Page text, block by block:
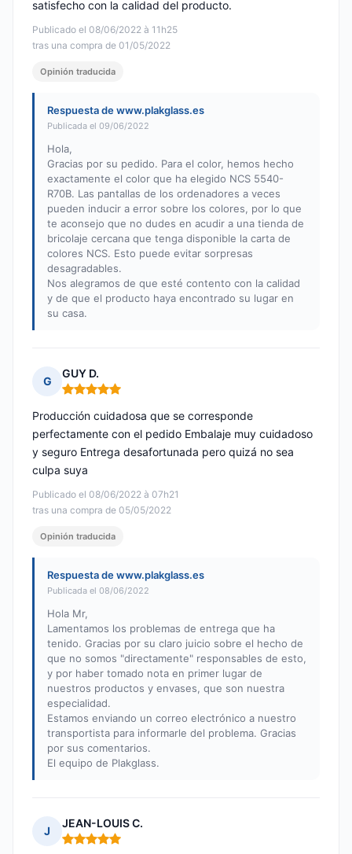
Publicado el 08/06/2022 à 11h25
tras una compra de 01/05/2022
satisfecho con la calidad del producto.
Opinión traducida
Respuesta de www.plakglass.es
Publicada el 09/06/2022
Hola,
Gracias por su pedido. Para el color, hemos hecho
exactamente el color que ha elegido NCS 5540-
R70B. Las pantallas de los ordenadores a veces
pueden inducir a error sobre los colores, por lo que
te aconsejo que no dudes en acudir a una tienda de
bricolaje cercana que tenga disponible la carta de
colores NCS. Esto puede evitar sorpresas
desagradables.
Nos alegramos de que esté contento con la calidad
y de que el producto haya encontrado su lugar en
su casa.
G
GUY D.
Nota: 5 de 5
Publicado el 08/06/2022 à 07h21
tras una compra de 05/05/2022
Producción cuidadosa que se corresponde
perfectamente con el pedido Embalaje muy cuidadoso
y seguro Entrega desafortunada pero quizá no sea
culpa suya
Opinión traducida
Respuesta de www.plakglass.es
Publicada el 08/06/2022
Hola Mr,
Lamentamos los problemas de entrega que ha
tenido. Gracias por su claro juicio sobre el hecho de
que no somos "directamente" responsables de esto,
y por haber tomado nota en primer lugar de
nuestros productos y envases, que son nuestra
especialidad.
Estamos enviando un correo electrónico a nuestro
transportista para informarle del problema. Gracias
por sus comentarios.
El equipo de Plakglass.
J
JEAN-LOUIS C.
Nota: 5 de 5